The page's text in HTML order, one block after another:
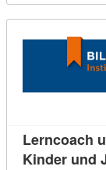
Lerncoach
Kinder und